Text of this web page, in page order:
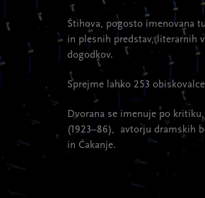
Štihova, pogosto imenovana
in plesnih predstav, literarnih
dogodkov.
Sprejme lahko 253
Dvorana se imenuje po
(1923–86), avtorju dramskih
in Čakanje.